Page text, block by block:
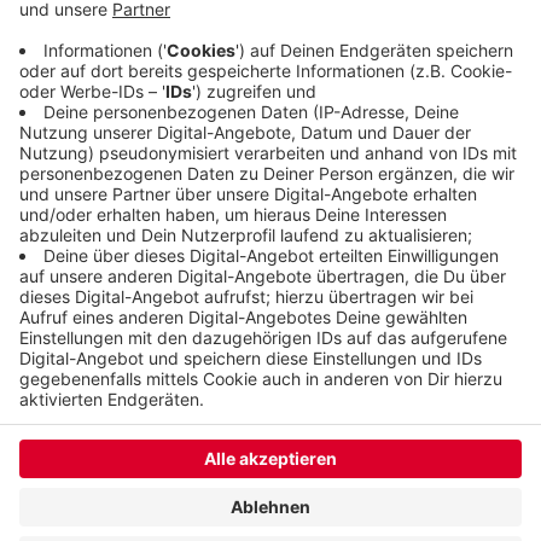
der vergangenen Saison hatte der allerdings bei
den Franken hoch verloren. Die Partie beginnt um
19 Uhr.
Veröffentlicht: Donnerstag, 05.03.2020 17:48
Anzeige
Anzeige